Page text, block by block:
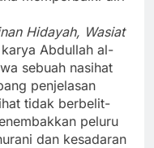
Hidayah, Wasiat
karya Abdullah al-
sebuah nasihat
penjelasan
tidak berbelit-
peluru
dan kesadaran